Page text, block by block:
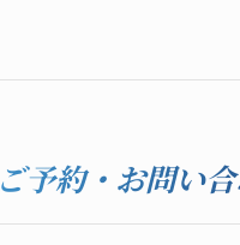
ご予約・お問い